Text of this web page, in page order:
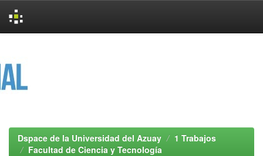
Dspace de la Universidad del Azuay
1 Trabajos
Facultad de Ciencia y Tecnología